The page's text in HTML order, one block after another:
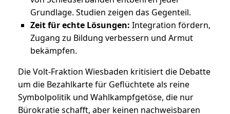
Grundlage. Studien zeigen das Gegenteil.
Zeit für echte Lösungen: Integration fördern,
Zugang zu Bildung verbessern und Armut
bekämpfen.
Die Volt-Fraktion Wiesbaden kritisiert die Debatte
um die Bezahlkarte für Geflüchtete als reine
Symbolpolitik und Wahlkampfgetöse, die nur
Bürokratie schafft, aber keinen nachweisbaren